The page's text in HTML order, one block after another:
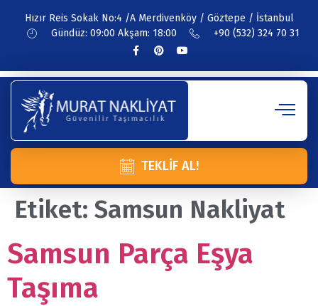
Hızır Reis Sokak No:4 /A Merdivenköy / Göztepe / İstanbul
Gündüz: 09:00 Akşam: 18:00
+90 (532) 324 70 31
TEKLIF AL!
Etiket: Samsun Nakliyat
Samsun Parça Eşya
Taşıma